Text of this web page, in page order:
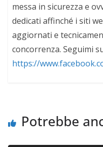
messa in sicurezza e
dedicati affinché i siti
aggiornati e
concorrenza. Seguimi
https://
Potrebbe